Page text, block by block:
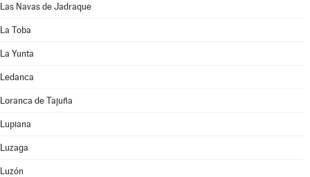
Las Navas de Jadraque
La Toba
La Yunta
Ledanca
Loranca de Tajuña
Lupiana
Luzaga
Luzón